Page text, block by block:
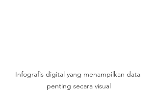
Infografis digital yang menampilkan data
penting secara visual